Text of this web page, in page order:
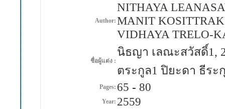
Author:
NITHAYA
MANIT
VIDHAYA TRELO-
ชื่อผู้แต่ง :
นิธญา เลณะสวัสดิ์1,
ตระกูล1 ปิยะดา ธีระ
Pages: 65 - 80
Year: 2559